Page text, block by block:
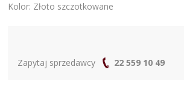
Kolor: Złoto szczotkowane
Zapytaj sprzedawcy 22 559 10 49